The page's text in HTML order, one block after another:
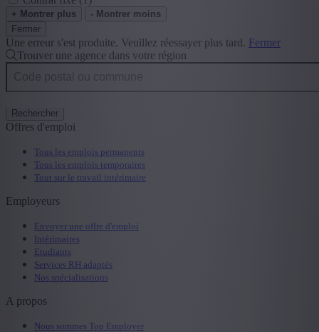
+ Montrer plus
- Montrer moins
Fermer
Une erreur s'est produite. Veuillez réessayer plus tard. Fermer
Trouver une agence dans votre région
Rechercher
Offres d'emploi
Tous les emplois permanents
Tous les emplois temporaires
Tout sur le travail intérimaire
Employeurs
Envoyer une offre d'emploi
Intérimaires
Etudiants
Services RH adaptés
Nos spécialisations
A propos
Nous sommes Top Employer